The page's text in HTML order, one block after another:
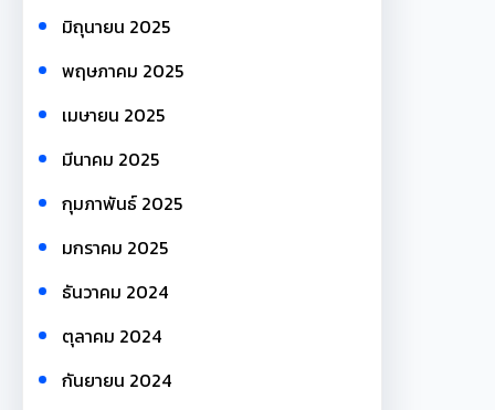
มิถุนายน 2025
พฤษภาคม 2025
เมษายน 2025
มีนาคม 2025
กุมภาพันธ์ 2025
มกราคม 2025
ธันวาคม 2024
ตุลาคม 2024
กันยายน 2024